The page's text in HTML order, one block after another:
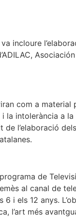
incloure
com a material
la intolerància a
de l’elaboració
de
al canal de
6 i els 12 anys.
l’art més